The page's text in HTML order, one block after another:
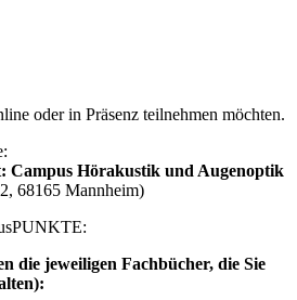
oder in Präsenz teilnehmen möchten.
Campus Hörakustik und Augenoptik
68165 Mannheim)
die jeweiligen Fachbücher, die Sie